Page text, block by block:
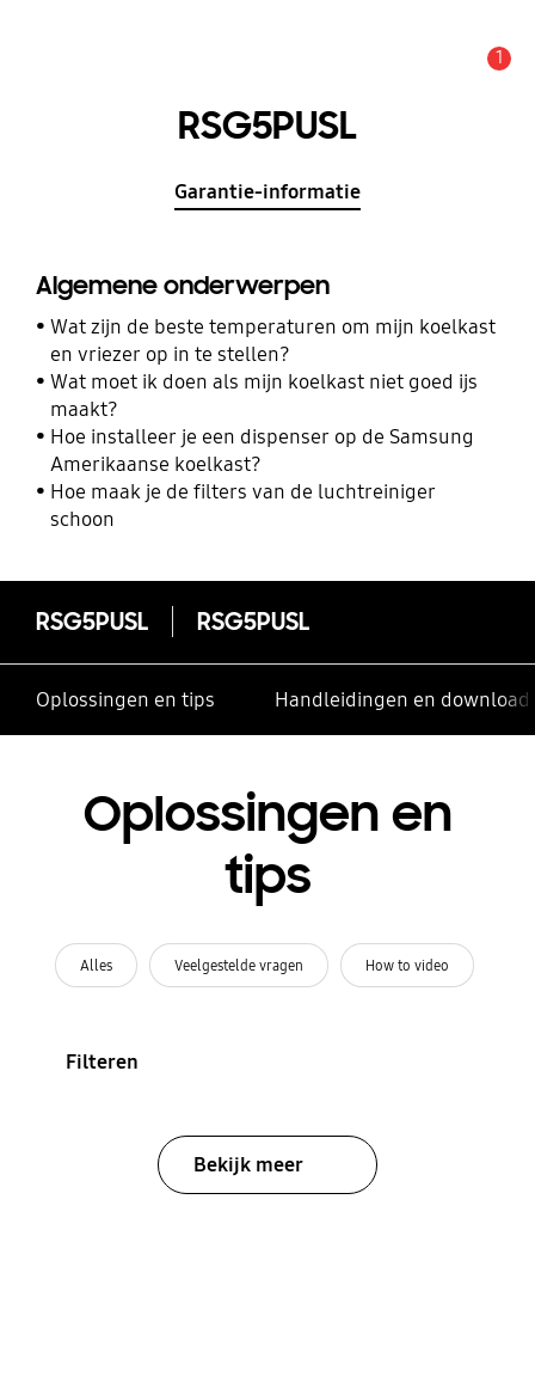
1
RSG5PUSL
Garantie-informatie
Algemene onderwerpen
Wat zijn de beste temperaturen om mijn koelkast
en vriezer op in te stellen?
Wat moet ik doen als mijn koelkast niet goed ijs
maakt?
Hoe installeer je een dispenser op de Samsung
Amerikaanse koelkast?
Hoe maak je de filters van de luchtreiniger
schoon
RSG5PUSL RSG5PUSL
Oplossingen en tips Handleidingen en
Oplossingen en
tips
Alles Veelgestelde vragen How to video
Filteren
Bekijk meer